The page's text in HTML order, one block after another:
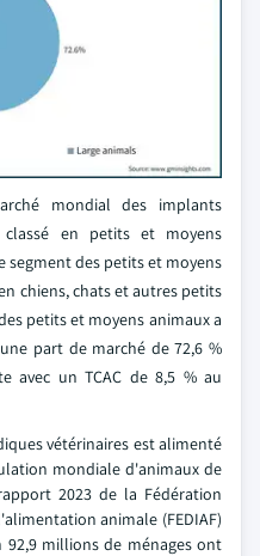
mondial des implants
classé en petits et moyens
segment des petits et moyens
chiens, chats et autres petits
petits et moyens animaux a
part de marché de 72,6 %
avec un TCAC de 8,5 % au
vétérinaires est alimenté
mondiale d'animaux de
2023 de la Fédération
animale (FEDIAF)
millions de ménages ont